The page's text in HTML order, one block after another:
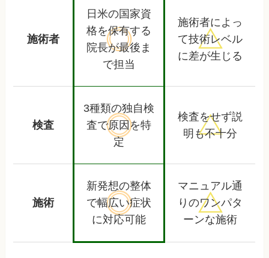
施術者
日米の国家資
格を保有する
院長が最後ま
で担当
施術者によっ
て技術レベル
に差が生じる
検査
3種類の独自検
査で原因を特
定
検査をせず説
明も不十分
施術
新発想の整体
で幅広い症状
に対応可能
マニュアル通
りのワンパタ
ーンな施術